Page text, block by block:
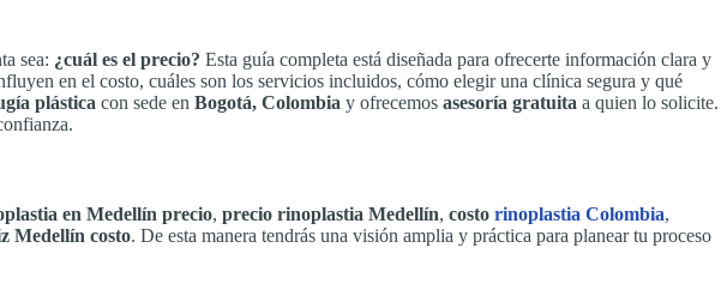
sea: ¿cuál es el precio? Esta guía completa está diseñada para ofrecerte información clara y
en el costo, cuáles son los servicios incluidos, cómo elegir una clínica segura y qué
plástica con sede en Bogotá, Colombia y ofrecemos asesoría gratuita a quien lo solicite.
en Medellín precio, precio rinoplastia Medellín, costo rinoplastia Colombia,
Medellín costo. De esta manera tendrás una visión amplia y práctica para planear tu proceso